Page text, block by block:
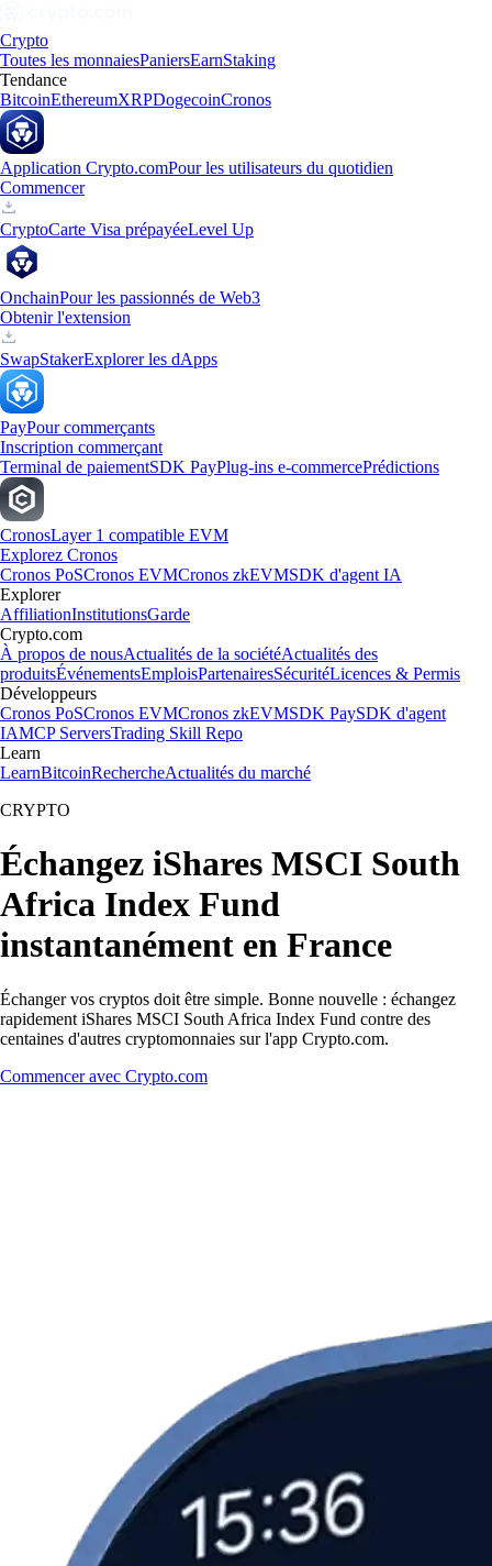
Crypto
Toutes les monnaiesPaniersEarnStaking
Tendance
BitcoinEthereumXRPDogecoinCronos
Application Crypto.comPour les utilisateurs du quotidien
Commencer
CryptoCarte Visa prépayéeLevel Up
OnchainPour les passionnés de Web3
Obtenir l'extension
SwapStakerExplorer les dApps
PayPour commerçants
Inscription commerçant
Terminal de paiementSDK PayPlug-ins e-commercePrédictions
CronosLayer 1 compatible EVM
Explorez Cronos
Cronos PoSCronos EVMCronos zkEVMSDK d'agent IA
Explorer
AffiliationInstitutionsGarde
Crypto.com
À propos de nousActualités de la sociétéActualités des
produitsÉvénementsEmploisPartenairesSécuritéLicences & Permis
Développeurs
Cronos PoSCronos EVMCronos zkEVMSDK PaySDK d'agent
IAMCP ServersTrading Skill Repo
Learn
LearnBitcoinRechercheActualités du marché
CRYPTO
Échangez iShares MSCI South
Africa Index Fund
instantanément en France
Échanger vos cryptos doit être simple. Bonne nouvelle : échangez
rapidement iShares MSCI South Africa Index Fund contre des
centaines d'autres cryptomonnaies sur l'app Crypto.com.
Commencer avec Crypto.com